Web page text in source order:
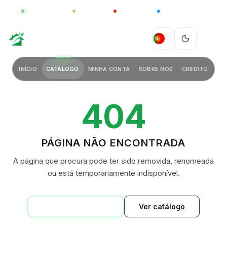
GLOBAL CHINA
PT
INÍCIO CATÁLOGO MINHA CONTA SOBRE NÓS CRÉDITO
404
PÁGINA NÃO ENCONTRADA
A página que procura pode ter sido removida, renomeada
ou está temporariamente indisponível.
Ver catálogo